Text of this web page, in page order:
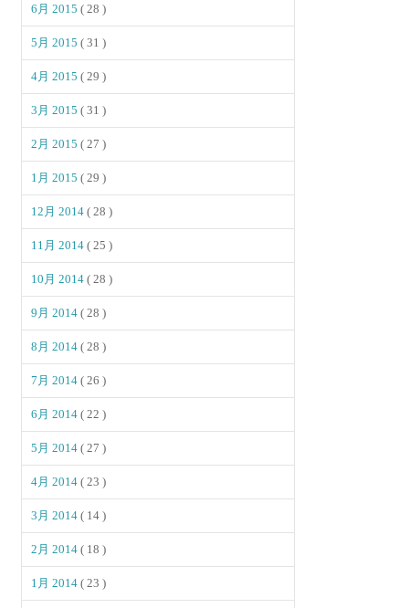
6月 2015( 28 )
5月 2015( 31 )
4月 2015( 29 )
3月 2015( 31 )
2月 2015( 27 )
1月 2015( 29 )
12月 2014( 28 )
11月 2014( 25 )
10月 2014( 28 )
9月 2014( 28 )
8月 2014( 28 )
7月 2014( 26 )
6月 2014( 22 )
5月 2014( 27 )
4月 2014( 23 )
3月 2014( 14 )
2月 2014( 18 )
1月 2014( 23 )